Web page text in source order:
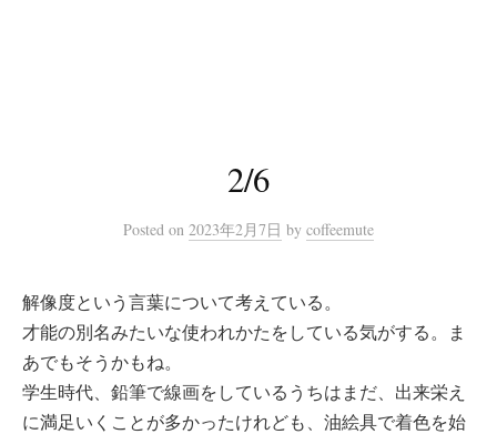
2/6
Posted on 2023年2月7日 by coffeemute
解像度という言葉について考えている。
才能の別名みたいな使われかたをしている気がする。ま
あでもそうかもね。
学生時代、鉛筆で線画をしているうちはまだ、出来栄え
に満足いくことが多かったけれども、油絵具で着色を始